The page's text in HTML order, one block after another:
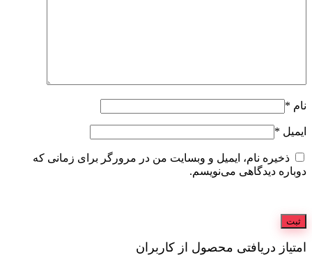
نام *
ایمیل *
ذخیره نام، ایمیل و وبسایت من در مرورگر برای زمانی که
دوباره دیدگاهی می‌نویسم.
امتیاز دریافتی محصول از کاربران